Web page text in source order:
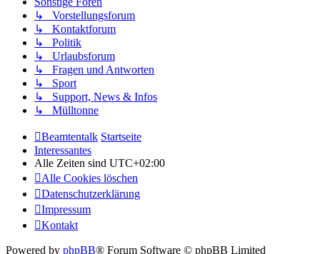
↳ Vorstellungsforum
↳ Kontaktforum
↳ Politik
↳ Urlaubsforum
↳ Fragen und Antworten
↳ Sport
↳ Support, News & Infos
↳ Mülltonne
Beamtentalk Startseite
Interessantes
Alle Zeiten sind UTC+02:00
Alle Cookies löschen
Datenschutzerklärung
Impressum
Kontakt
Powered by phpBB® Forum Software © phpBB Limited